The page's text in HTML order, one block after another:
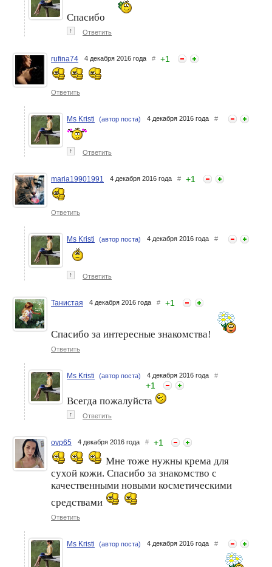
Спасибо
↑ Ответить
rufina74 4 декабря 2016 года # +1
Ответить
Ms Kristi (автор поста) 4 декабря 2016 года #
↑ Ответить
maria19901991 4 декабря 2016 года # +1
Ответить
Ms Kristi (автор поста) 4 декабря 2016 года #
↑ Ответить
Танистая 4 декабря 2016 года # +1
Спасибо за интересные знакомства!
Ответить
Ms Kristi (автор поста) 4 декабря 2016 года #
+1
Всегда пожалуйста
↑ Ответить
ovp65 4 декабря 2016 года # +1
Мне тоже нужны крема для
сухой кожи. Спасибо за знакомство с
качественными новыми косметическими
средствами
Ответить
Ms Kristi (автор поста) 4 декабря 2016 года #